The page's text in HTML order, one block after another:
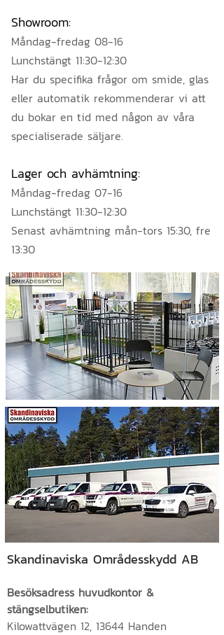
Showroom:
Måndag-fredag 08-16
Lunchstängt 11:30-12:30
Har du specifika frågor om smide, glas
eller automatik rekommenderar vi att
du bokar en tid med någon av våra
specialiserade säljare.
Lager och avhämtning:
Måndag-fredag 07-16
Lunchstängt 11:30-12:30
Senast avhämtning mån-tors 15:30, fre
13:30
Skandinaviska Områdesskydd AB
Besöksadress huvudkontor &
stängselbutiken:
Kilowattvägen 12, 13644 Handen